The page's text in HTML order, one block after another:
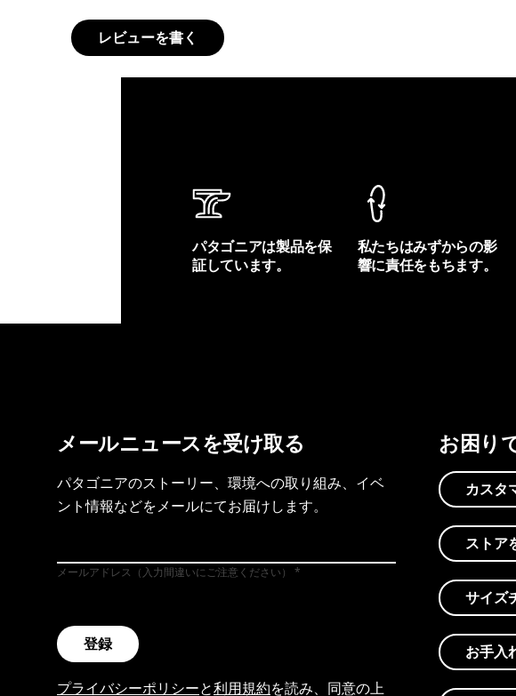
レビューを書く
パタゴニアは製品を保
証しています。
私たちはみずからの影
響に責任をもちます。
メールニュースを受け取る
パタゴニアのストーリー、環境への取り組み、イベ
ント情報などをメールにてお届けします。
メールアドレス（入力間違いにご注意ください）
登録
プライバシーポリシーと利用規約を読み、同意の上
お困り
カスタ
ストア
サイズ
お手入